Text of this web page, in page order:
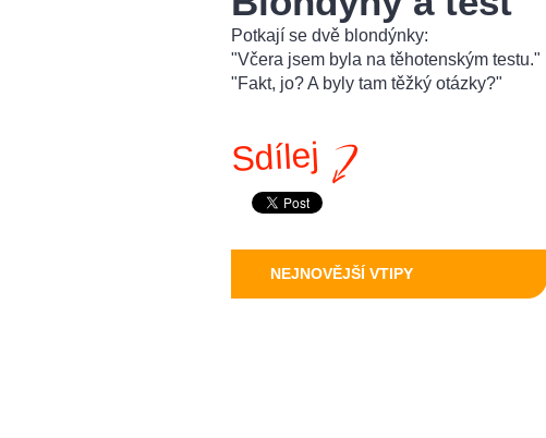
Potkají se dvě blondýnky:
"Včera jsem byla na těhotenským testu."
"Fakt, jo? A byly tam těžký otázky?"
Sdílej
NEJNOVĚJŠÍ VTIPY